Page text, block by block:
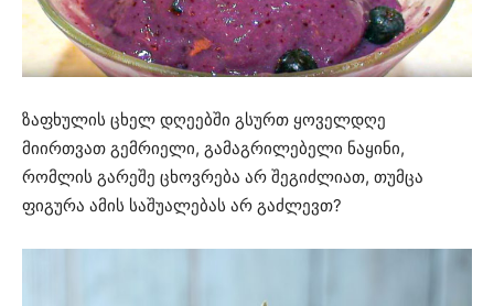
ზაფხულის ცხელ დღეებში გსურთ ყოველდღე
მიირთვათ გემრიელი, გამაგრილებელი ნაყინი,
რომლის გარეშე ცხოვრება არ შეგიძლიათ, თუმცა
ფიგურა ამის საშუალებას არ გაძლევთ?